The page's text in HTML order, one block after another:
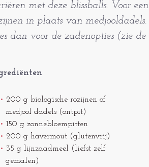
met deze blissballs. Voor
in plaats van
dan voor de zadenopties (zie
200 g biologische rozijnen of
medjool dadels (ontpit)
150 g zonnebloempitten
200 g havermout (glutenvrij)
35 g lijnzaadmeel (liefst zelf
gemalen)